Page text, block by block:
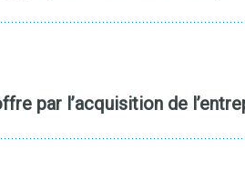
par l’acquisition de